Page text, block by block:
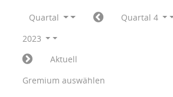
Quartal
Quartal 4
2023
Aktuell
Gremium auswählen